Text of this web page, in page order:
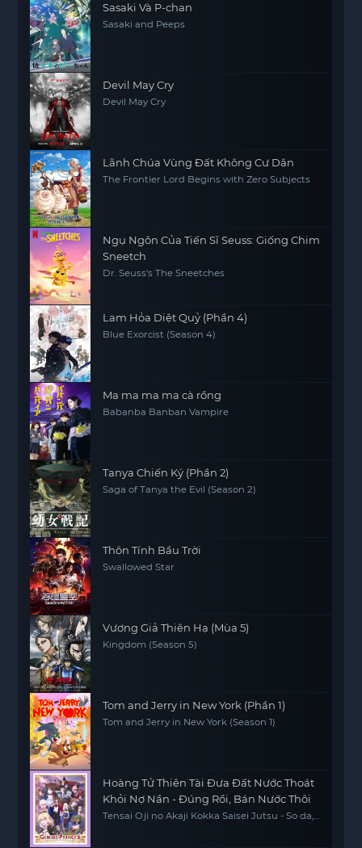
Sasaki Và P-chan
Sasaki and Peeps
Devil May Cry
Devil May Cry
Lãnh Chúa Vùng Đất Không Cư Dân
The Frontier Lord Begins with Zero Subjects
Ngụ Ngôn Của Tiến Sĩ Seuss: Giống Chim
Sneetch
Dr. Seuss's The Sneetches
Lam Hỏa Diệt Quỷ (Phần 4)
Blue Exorcist (Season 4)
Ma ma ma ma cà rồng
Babanba Banban Vampire
Tanya Chiến Ký (Phần 2)
Saga of Tanya the Evil (Season 2)
Thôn Tính Bầu Trời
Swallowed Star
Vương Giả Thiên Hạ (Mùa 5)
Kingdom (Season 5)
Tom and Jerry in New York (Phần 1)
Tom and Jerry in New York (Season 1)
Hoàng Tử Thiên Tài Đưa Đất Nước Thoát
Khỏi Nợ Nần - Đúng Rồi, Bán Nước Thôi
Tensai Oji no Akaji Kokka Saisei Jutsu - So da,